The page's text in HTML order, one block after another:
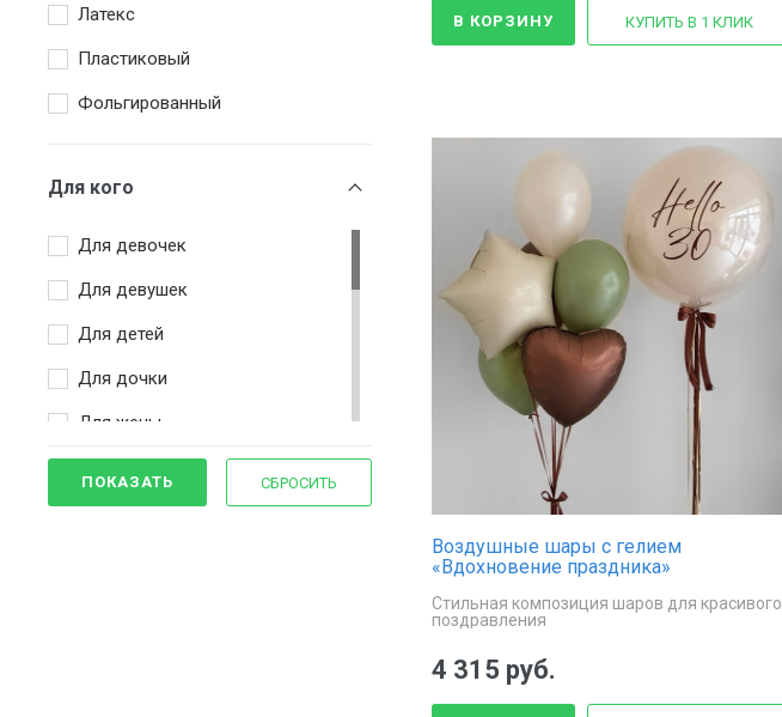
Золотой
Коричневый
Красный
Серебряный
Сиреневый
Триколор
Фиолетовый
Фуксия
Чёрный
Латекс
Пластиковый
Фольгированный
Для кого
Для девочек
Для девушек
Для детей
Для дочки
Для жены
Для молодоженов
ПОКАЗАТЬ СБРОСИТЬ
В КОРЗИНУ КУПИТЬ В 1 КЛИК
Воздушные шары с гелием
«Вдохновение праздника»
Стильная композиция шаров для красивого
поздравления
4 315 руб.